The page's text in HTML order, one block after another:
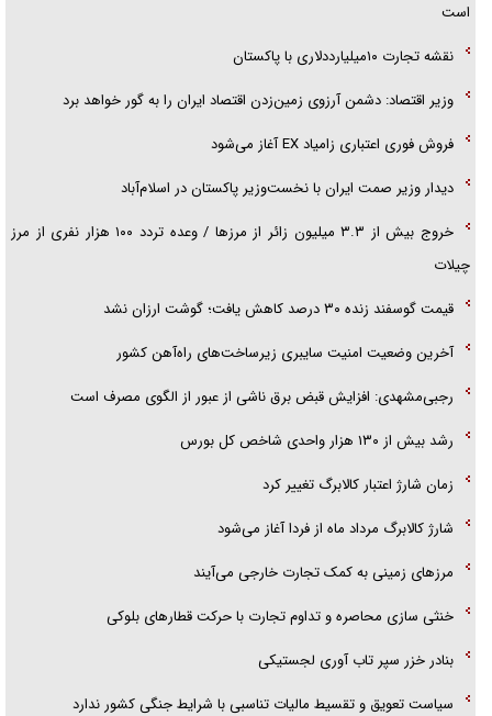
است
نقشه تجارت ۱۰میلیارددلاری با پاکستان
وزیر اقتصاد: دشمن آرزوی زمین‌زدن اقتصاد ایران را به گور خواهد برد
فروش فوری اعتباری زامیاد EX آغاز می‌شود
دیدار وزیر صمت ایران با نخست‌وزیر پاکستان در اسلام‌آباد
خروج بیش از ۳.۳ میلیون زائر از مرز‌ها / وعده تردد ۱۰۰ هزار نفری از مرز
چیلات
قیمت گوسفند زنده ۳۰ درصد کاهش یافت؛ گوشت ارزان نشد
آخرین وضعیت امنیت سایبری زیرساخت‌های راه‌آهن کشور
رجبی‌مشهدی: افزایش قبض برق ناشی از عبور از الگوی مصرف است
رشد بیش از ۱۳۰ هزار واحدی شاخص کل بورس
زمان شارژ اعتبار کالابرگ تغییر کرد
شارژ کالابرگ مرداد ماه از فردا آغاز می‌شود
مرز‌های زمینی به کمک تجارت خارجی می‌آیند
خنثی سازی محاصره و تداوم تجارت با حرکت قطار‌های بلوکی
بنادر خزر سپر تاب آوری لجستیکی
سیاست تعویق و تقسیط مالیات تناسبی با شرایط جنگی کشور ندارد